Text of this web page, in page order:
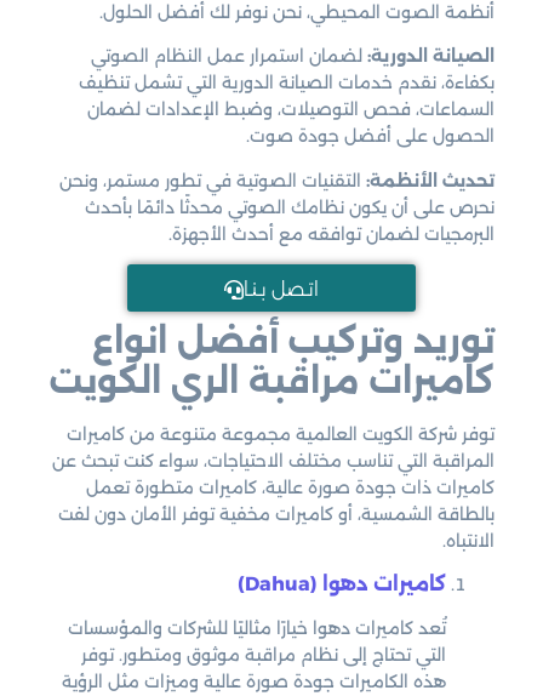
أنظمة الصوت المحيطي، نحن نوفر لك أفضل الحلول.
الصيانة الدورية: لضمان استمرار عمل النظام الصوتي
بكفاءة، نقدم خدمات الصيانة الدورية التي تشمل تنظيف
السماعات، فحص التوصيلات، وضبط الإعدادات لضمان
الحصول على أفضل جودة صوت.
تحديث الأنظمة: التقنيات الصوتية في تطور مستمر، ونحن
نحرص على أن يكون نظامك الصوتي محدثًا دائمًا بأحدث
البرمجيات لضمان توافقه مع أحدث الأجهزة.
اتـصل بـنـا
توريد وتركيب أفضل انواع
كاميرات مراقبة الري الكويت
توفر شركة الكويت العالمية مجموعة متنوعة من كاميرات
المراقبة التي تناسب مختلف الاحتياجات، سواء كنت تبحث عن
كاميرات ذات جودة صورة عالية، كاميرات متطورة تعمل
بالطاقة الشمسية، أو كاميرات مخفية توفر الأمان دون لفت
الانتباه.
كاميرات دهوا (Dahua)
تُعد كاميرات دهوا خيارًا مثاليًا للشركات والمؤسسات
التي تحتاج إلى نظام مراقبة موثوق ومتطور. توفر
هذه الكاميرات جودة صورة عالية وميزات مثل الرؤية